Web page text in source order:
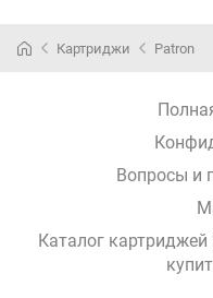
PN-R)
Картриджи Patron
Вопросы и
Каталог